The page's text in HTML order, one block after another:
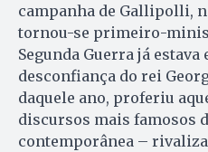
campanha de Gallipolli,
tornou-se primeiro-
Segunda Guerra já
desconfiança do rei
daquele ano, proferiu
discursos mais famosos
contemporânea –